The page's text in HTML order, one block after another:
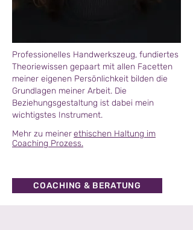
Professionelles Handwerkszeug, fundiertes
Theoriewissen gepaart mit allen Facetten
meiner eigenen Persönlichkeit bilden die
Grundlagen meiner Arbeit. Die
Beziehungsgestaltung ist dabei mein
wichtigstes Instrument.
Mehr zu meinerethischen Haltung im
Coaching Prozess.
COACHING & BERATUNG